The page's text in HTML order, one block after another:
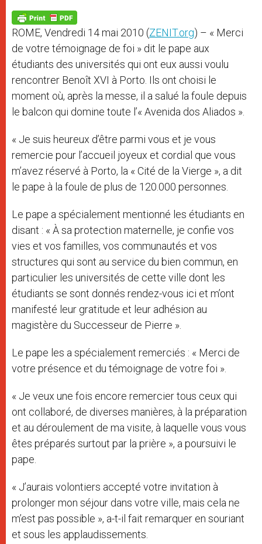
p
p
g
e
r
o
k
ROME, Vendredi 14 mai 2010 (ZENIT.org) – « Merci
de votre témoignage de foi » dit le pape aux
étudiants des universités qui ont eux aussi voulu
rencontrer Benoît XVI à Porto. Ils ont choisi le
moment où, après la messe, il a salué la foule depuis
le balcon qui domine toute l’« Avenida dos Aliados ».
« Je suis heureux d’être parmi vous et je vous
remercie pour l’accueil joyeux et cordial que vous
m’avez réservé à Porto, la « Cité de la Vierge », a dit
le pape à la foule de plus de 120.000 personnes.
Le pape a spécialement mentionné les étudiants en
disant : « À sa protection maternelle, je confie vos
vies et vos familles, vos communautés et vos
structures qui sont au service du bien commun, en
particulier les universités de cette ville dont les
étudiants se sont donnés rendez-vous ici et m’ont
manifesté leur gratitude et leur adhésion au
magistère du Successeur de Pierre ».
Le pape les a spécialement remerciés : « Merci de
votre présence et du témoignage de votre foi ».
« Je veux une fois encore remercier tous ceux qui
ont collaboré, de diverses manières, à la préparation
et au déroulement de ma visite, à laquelle vous vous
êtes préparés surtout par la prière », a poursuivi le
pape.
« J’aurais volontiers accepté votre invitation à
prolonger mon séjour dans votre ville, mais cela ne
m’est pas possible », a-t-il fait remarquer en souriant
et sous les applaudissements.